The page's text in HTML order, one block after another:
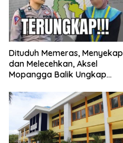
Dituduh Memeras, Menyekap
dan Melecehkan, Aksel
Mopangga Balik Ungkap